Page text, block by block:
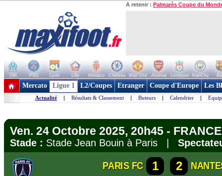
A retenir : Palmarès Coupe du
OM PSG Lyon Lille Monaco Chelsea Man Utd Arsenal Liverpool ManCity
+ de clubs
Mercato Ligue 1 L2/Coupes Etranger Coupe d'Europe Les
Actualité | Résultats & Classement | Buteurs | Calendrier |
Ven. 24 Octobre 2025, 20h45 -
Stade : Stade Jean Bouin à Paris |
PARIS FC 1 2